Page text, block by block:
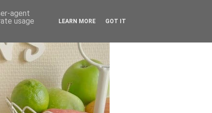
agent
usage
LEARN MORE GOT IT